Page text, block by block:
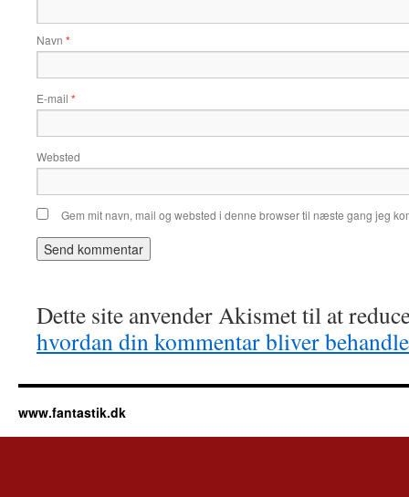
Navn *
E-mail *
Websted
Gem mit navn, mail og websted i denne browser til næste gang jeg
Dette site anvender Akismet til at
hvordan din kommentar bliver
www.fantastik.dk